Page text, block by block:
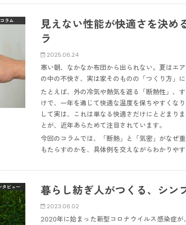
コラム
見えない性能が快適さを決め
ラ
2025.06.24
寒い朝、なかなか布団から出られない。夏はエ
の中の不快さ、実は家そのものの「つくり方」
たとえば、外の冷気や熱気を遮る「断熱性」、
けで、一年を通じて快適な温度を保ちやすくな
して実は、これは単なる快適さだけにとどまり
とが、近年あらためて注目されています。
今回のコラムでは、「断熱」と「気密」がなぜ
もたらすのかを、具体例を交えながらわかりや
タビュー 暮らし紡ぎ人がつくる、シン
2023.06.02
2020年に始まった新型コロナウイルス感染症